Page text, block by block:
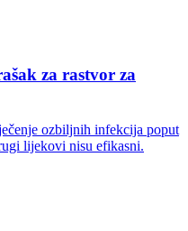
za rastvor za
ozbiljnih infekcija poput
lijekovi nisu efikasni.